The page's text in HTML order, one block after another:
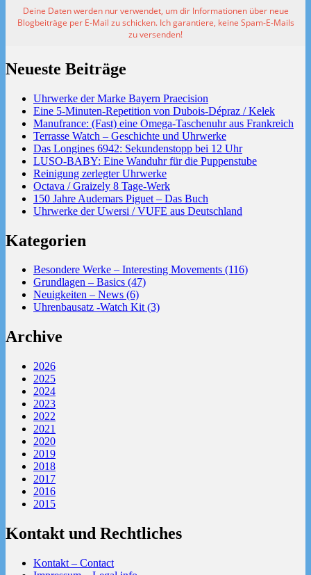
Deine Daten werden nur verwendet, um dir Informationen über neue
Blogbeiträge per E-Mail zu schicken. Ich garantiere, keine Spam-E-Mails
zu versenden!
Neueste Beiträge
Uhrwerke der Marke Bayern Praecision
Eine 5-Minuten-Repetition von Dubois-Dépraz / Kelek
Manufrance: (Fast) eine Omega-Taschenuhr aus Frankreich
Terrasse Watch – Geschichte und Uhrwerke
Das Longines 6942: Sekundenstopp bei 12 Uhr
LUSO-BABY: Eine Wanduhr für die Puppenstube
Reinigung zerlegter Uhrwerke
Octava / Graizely 8 Tage-Werk
150 Jahre Audemars Piguet – Das Buch
Uhrwerke der Uwersi / VUFE aus Deutschland
Kategorien
Besondere Werke – Interesting Movements (116)
Grundlagen – Basics (47)
Neuigkeiten – News (6)
Uhrenbausatz -Watch Kit (3)
Archive
2026
2025
2024
2023
2022
2021
2020
2019
2018
2017
2016
2015
Kontakt und Rechtliches
Kontakt – Contact